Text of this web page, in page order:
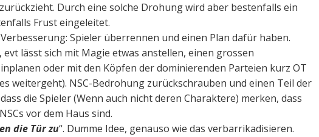
Durch eine solche Drohung wird aber bestenfalls ein
Frust eingeleitet.
Spieler überrennen und einen Plan dafür haben.
evt lässt sich mit Magie etwas anstellen, einen grossen
oder mit den Köpfen der dominierenden Parteien kurz OT
weitergeht). NSC-Bedrohung zurückschrauben und einen Teil der
die Spieler (Wenn auch nicht deren Charaktere) merken, dass
vor dem Haus sind.
die Tür zu“. Dumme Idee, genauso wie das verbarrikadisieren.